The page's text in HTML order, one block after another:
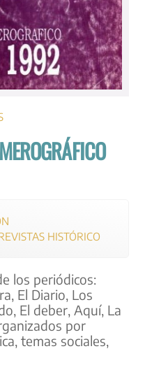
HISTÓRICO
los periódicos:
El Diario, Los
El deber, Aquí, La
por
temas sociales,